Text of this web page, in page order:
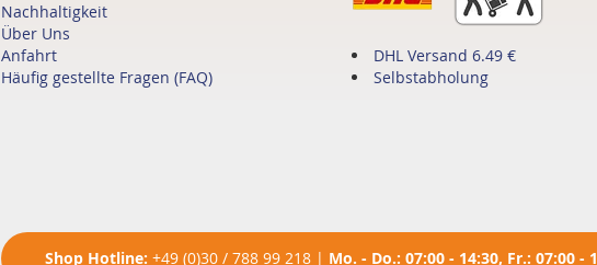
Nachhaltigkeit
Über Uns
Anfahrt
Häufig gestellte Fragen (FAQ)
DHL Versand 6.49 €
Selbstabholung
Shop Hotline: +49 (0)30 / 788 99 218 | Mo. - Do.: 07:00 - 14:30, Fr.: 07:00 -